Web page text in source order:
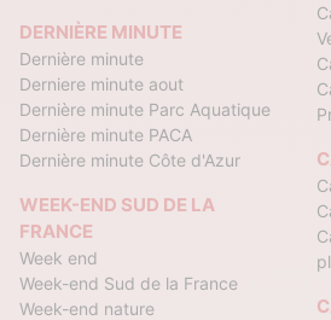
DERNIÈRE MINUTE
Dernière minute
Derniere minute aout
Dernière minute Parc Aquatique
Dernière minute PACA
Dernière minute Côte d'Azur
WEEK-END SUD DE LA
FRANCE
Week end
Week-end Sud de la France
Week-end nature